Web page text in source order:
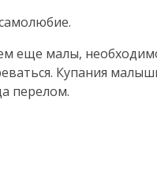
еще малы,
Купания
перелом.